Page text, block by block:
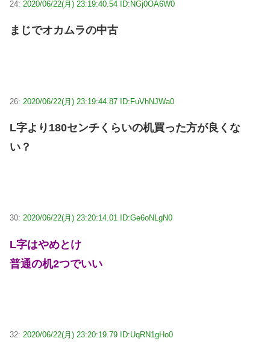
24: 2020/06/22(月) 23:19:40.54 ID:NGj0OA6W0
まじでオカムラの中古
26: 2020/06/22(月) 23:19:44.87 ID:FuVhNJWa0
L字より180センチくらいの机買った方が良くな
い？
30: 2020/06/22(月) 23:20:14.01 ID:Ge6oNLgN0
L字はやめとけ
普通の机2つでいい
32: 2020/06/22(月) 23:20:19.79 ID:UqRN1gHo0